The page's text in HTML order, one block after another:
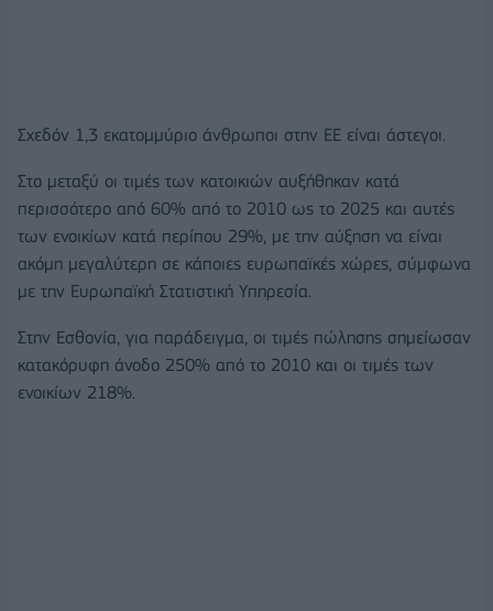
Σχεδόν 1,3 εκατομμύριο άνθρωποι στην ΕΕ είναι άστεγοι.
Στο μεταξύ οι τιμές των κατοικιών αυξήθηκαν κατά
περισσότερο από 60% από το 2010 ως το 2025 και αυτές
των ενοικίων κατά περίπου 29%, με την αύξηση να είναι
ακόμη μεγαλύτερη σε κάποιες ευρωπαϊκές χώρες, σύμφωνα
με την Ευρωπαϊκή Στατιστική Υπηρεσία.
Στην Εσθονία, για παράδειγμα, οι τιμές πώλησης σημείωσαν
κατακόρυφη άνοδο 250% από το 2010 και οι τιμές των
ενοικίων 218%.